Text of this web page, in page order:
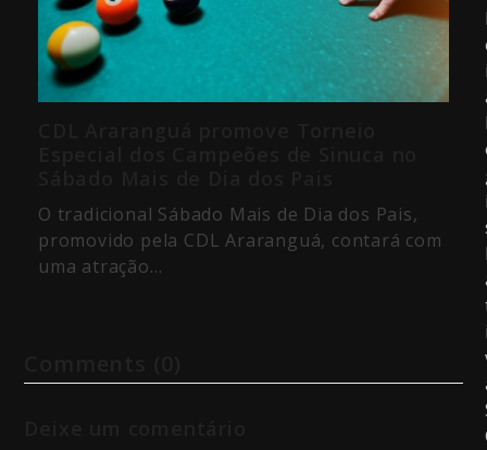
O tradicional Sábado Mais de Dia dos Pais,
promovido pela CDL Araranguá, contará com
uma atração…